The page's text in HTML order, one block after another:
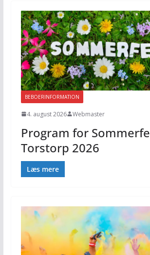
BEBOERINFORMATION
4. august 2026 Webmaster
Program for
Torstorp 2026
Læs mere